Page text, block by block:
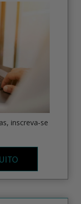
inscreva‑se